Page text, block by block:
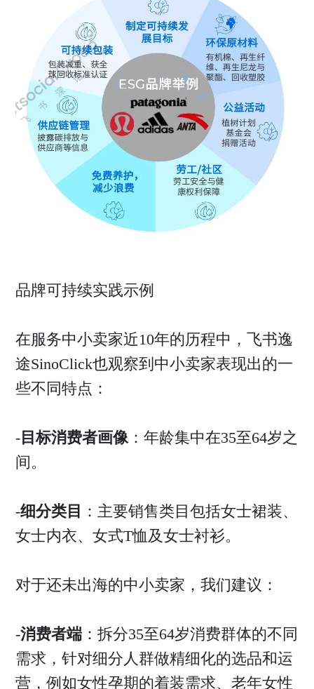
品牌可持续实践示例
在服务中小卖家近10年的历程中，飞书逸
途SinoClick也观察到中小卖家表现出的一
些不同特点：
-目标消费者画像：年龄集中在35至64岁之
间。
-细分类目
：主要销售类目包括女士裙装、
女士内衣、女式T恤及女士衬衫。
对于还未出海的中小卖家，我们建议：
-消费者端：拆分35至64岁消费群体的不同
需求，针对细分人群做精细化的选品和运
营，例如女性孕期的着装需求、老年女性